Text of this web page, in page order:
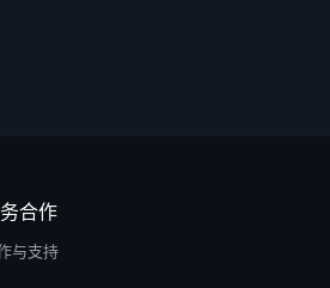
合作
与支持